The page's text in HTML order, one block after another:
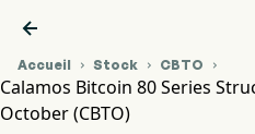

Accueil  Stock  CBTO 
Calamos Bitcoin 80 Series
October (CBTO)